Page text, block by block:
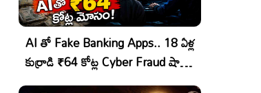
AI తో Fake Banking Apps.. 18 ఏళ్ల
కుర్రాడి ₹64 కోట్ల Cyber Fraud షాకింగ్
ఆపరేషన్!